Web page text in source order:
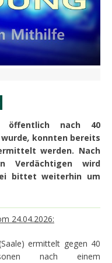
öffentlich nach 40
, konnten bereits
werden. Nach
Verdächtigen wird
bittet weiterhin um
24.04.2026:
ermittelt gegen 40
nach einem